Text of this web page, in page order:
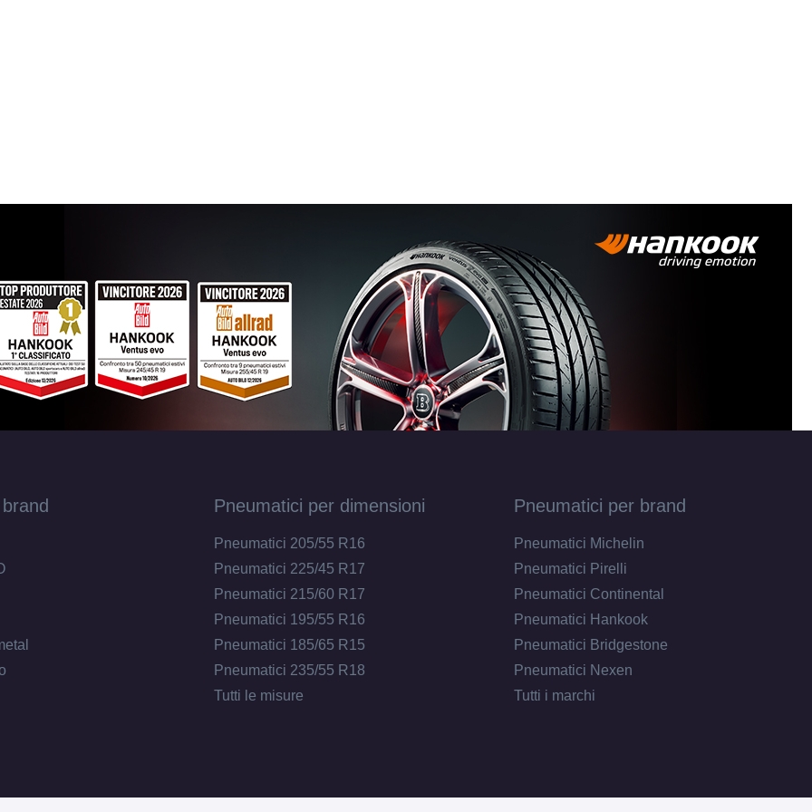
Pneumatici per dimensioni
Pneumatici 205/55 R16
Pneumatici 225/45 R17
Pneumatici 215/60 R17
Pneumatici 195/55 R16
Pneumatici 185/65 R15
Pneumatici 235/55 R18
Tutti le misure
Pneumatici per brand
Pneumatici Michelin
Pneumatici Pirelli
Pneumatici Continental
Pneumatici Hankook
Pneumatici Bridgestone
Pneumatici Nexen
Tutti i marchi